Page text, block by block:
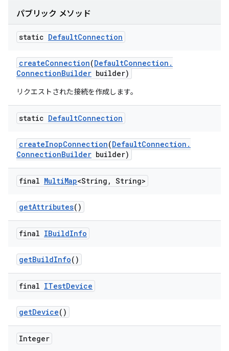
パブリック メソッド
static DefaultConnection
createConnection(DefaultConnection .
ConnectionBuilder builder)
リクエストされた接続を作成します。
static DefaultConnection
createInopConnection(DefaultConnection .
ConnectionBuilder builder)
final MultiMap<String , String>
getAttributes()
final IBuildInfo
getBuildInfo()
final ITestDevice
getDevice()
Integer